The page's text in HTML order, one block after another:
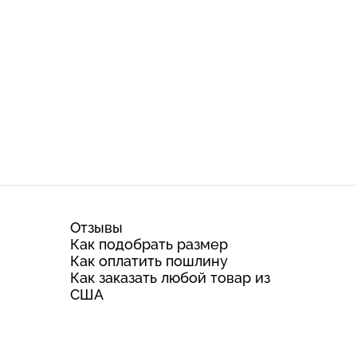
Отзывы
Как подобрать размер
Как оплатить пошлину
Как заказать любой товар из
США